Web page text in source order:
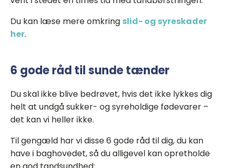
Du kan læse mere omkring slid- og syreskader
her.
6 gode råd til sunde tænder
Du skal ikke blive bedrøvet, hvis det ikke lykkes dig
helt at undgå sukker- og syreholdige fødevarer –
det kan vi heller ikke.
Til gengæld har vi disse 6 gode råd til dig, du kan
have i baghovedet, så du alligevel kan opretholde